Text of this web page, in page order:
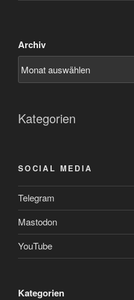
Archiv
Kategorien
SOCIAL MEDIA
Telegram
Mastodon
YouTube
Kategorien